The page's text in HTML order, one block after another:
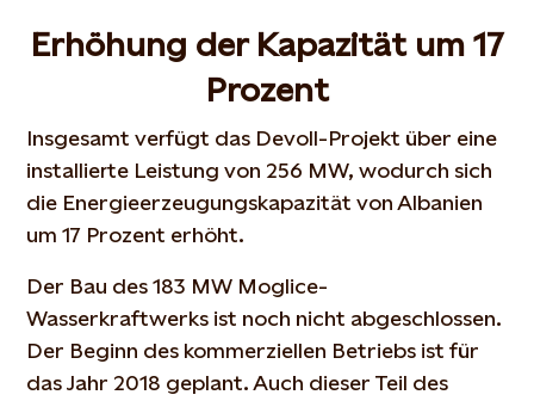
Erhöhung der Kapazität um 17
Prozent
Insgesamt verfügt das Devoll-Projekt über eine
installierte Leistung von 256 MW, wodurch sich
die Energieerzeugungskapazität von Albanien
um 17 Prozent erhöht.
Der Bau des 183 MW Moglice-
Wasserkraftwerks ist noch nicht abgeschlossen.
Der Beginn des kommerziellen Betriebs ist für
das Jahr 2018 geplant. Auch dieser Teil des